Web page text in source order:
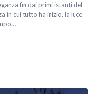
fin dai primi istanti del
in cui tutto ha inizio, la luce